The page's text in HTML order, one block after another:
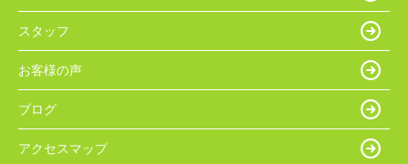
スタッフ
お客様の声
ブログ
アクセスマップ